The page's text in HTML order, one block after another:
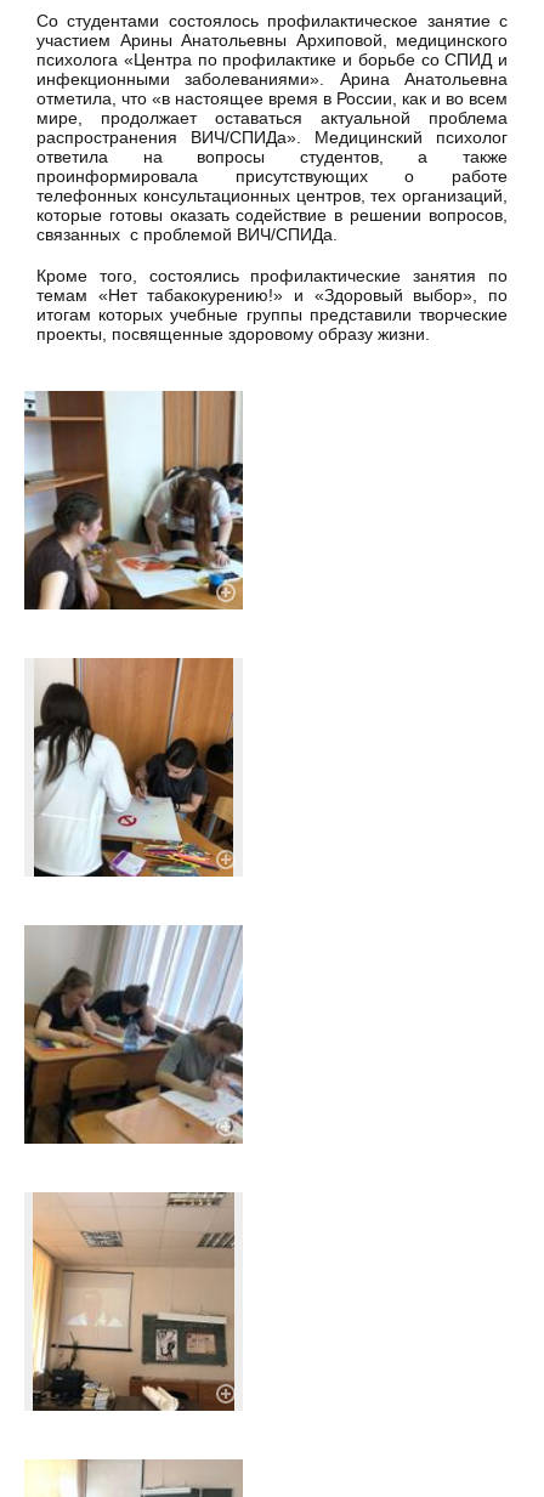
Со студентами состоялось профилактическое занятие с
участием Арины Анатольевны Архиповой, медицинского
психолога «Центра по профилактике и борьбе со СПИД и
инфекционными заболеваниями». Арина Анатольевна
отметила, что «в настоящее время в России, как и во всем
мире, продолжает оставаться актуальной проблема
распространения ВИЧ/СПИДа». Медицинский психолог
ответила на вопросы студентов, а также
проинформировала присутствующих о работе
телефонных консультационных центров, тех организаций,
которые готовы оказать содействие в решении вопросов,
связанных с проблемой ВИЧ/СПИДа.
Кроме того, состоялись профилактические занятия по
темам «Нет табакокурению!» и «Здоровый выбор», по
итогам которых учебные группы представили творческие
проекты, посвященные здоровому образу жизни.